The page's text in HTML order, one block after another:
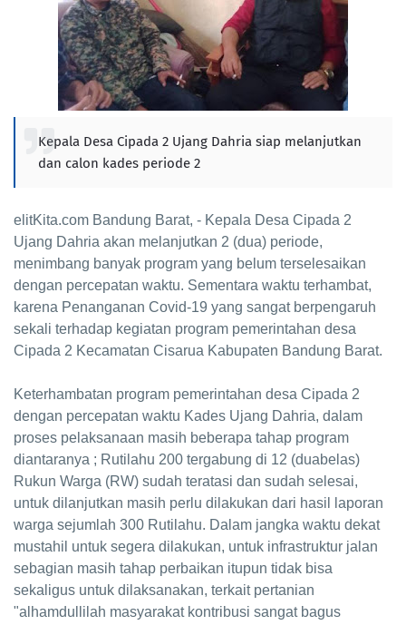
Kepala Desa Cipada 2 Ujang Dahria siap melanjutkan
dan calon kades periode 2
elitKita.com Bandung Barat, - Kepala Desa Cipada 2
Ujang Dahria akan melanjutkan 2 (dua) periode,
menimbang banyak program yang belum terselesaikan
dengan percepatan waktu. Sementara waktu terhambat,
karena Penanganan Covid-19 yang sangat berpengaruh
sekali terhadap kegiatan program pemerintahan desa
Cipada 2 Kecamatan Cisarua Kabupaten Bandung Barat.
Keterhambatan program pemerintahan desa Cipada 2
dengan percepatan waktu Kades Ujang Dahria, dalam
proses pelaksanaan masih beberapa tahap program
diantaranya ; Rutilahu 200 tergabung di 12 (duabelas)
Rukun Warga (RW) sudah teratasi dan sudah selesai,
untuk dilanjutkan masih perlu dilakukan dari hasil laporan
warga sejumlah 300 Rutilahu. Dalam jangka waktu dekat
mustahil untuk segera dilakukan, untuk infrastruktur jalan
sebagian masih tahap perbaikan itupun tidak bisa
sekaligus untuk dilaksanakan, terkait pertanian
"alhamdullilah masyarakat kontribusi sangat bagus